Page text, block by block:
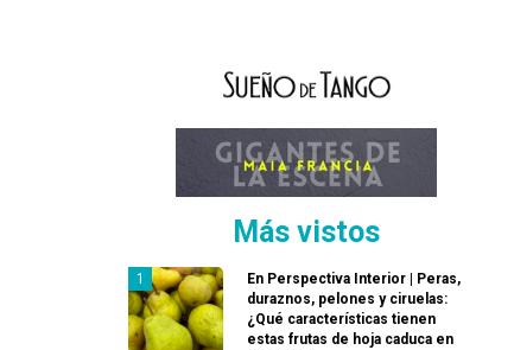
Más vistos
En Perspectiva Interior | Peras,
duraznos, pelones y ciruelas:
¿Qué características tienen
estas frutas de hoja caduca en